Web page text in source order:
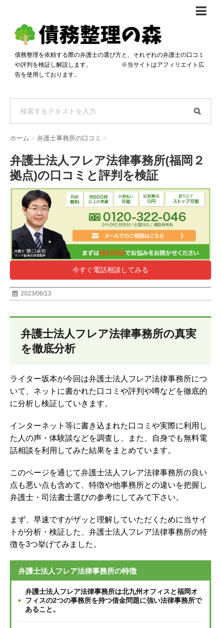
債務整理体験談
おすすめ
料金比較
自己破産・個人再生料金比較
過払い金料金比較
専門家の選び方
料金で選ぶ
着手金無料で選ぶ
24時間年中無休で選ぶ
匿名借金相談
債務整理を依頼する際の弁護士の選び方と、それぞれの弁護士の口コミ
や評判を検証し解説します。 ※当サイトはアフィリエイト広
告を使用しております。
ホーム > 弁護士事務所の口コミ >
弁護士法人フレア法律事務所(福岡２
拠点)の口コミと評判を検証
今すぐ電話相談してみる
2023/06/13
弁護士法人フレア法律事務所の真実
を徹底分析
ライター坂本が今回は弁護士法人フレア法律事務所につ
いて、ネットに書かれた口コミや評判や噂などを徹底的
に分析し検証していきます。
インターネット等に書き込まれた口コミや実際に利用し
た人の声・体験談などを調査し、
また、自身でも無料電
話相談を利用してみた結果をまとめています。
このページを通じて弁護士法人フレア法律事務所の良い
点も悪い点も含めて、特徴や他事務所との違いを把握し
弁護士・司法書士選びの参考にしてみて下さい。
まず、早速ですがザッと理解していただくために当サイ
トが分析・検証した、弁護士法人フレア法律事務所の特
徴を3つ挙げてみました。
弁護士法人フレア法律事務所の特徴
弁護士法人フレア法律事務所は北九州オフィスと福岡オ
フィスの2つの事務所を持つ借金問題に強い法律事務所で
あること。